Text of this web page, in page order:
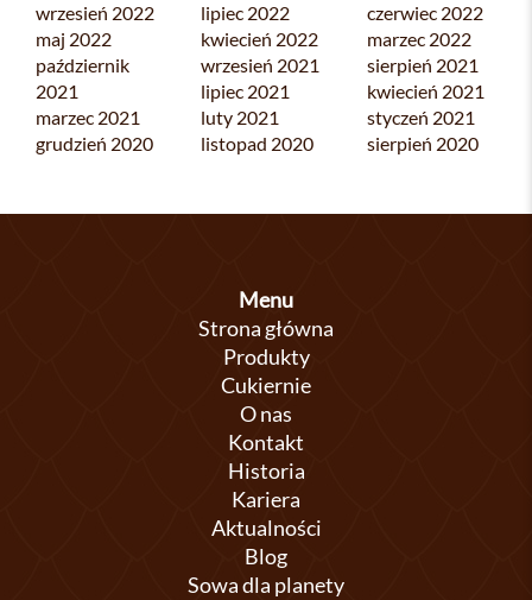
wrzesień 2022
lipiec 2022
czerwiec 2022
maj 2022
kwiecień 2022
marzec 2022
październik
2021
wrzesień 2021
sierpień 2021
lipiec 2021
kwiecień 2021
marzec 2021
luty 2021
styczeń 2021
grudzień 2020
listopad 2020 sierpień 2020
Menu
Strona główna
Produkty
Cukiernie
O nas
Kontakt
Historia
Kariera
Aktualności
Blog
Sowa dla planety